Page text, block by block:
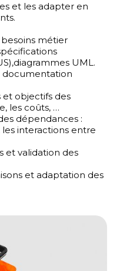
et les adapter en
métier
UML.
documentation
objectifs des
les coûts, …
dépendances :
interactions entre
et validation des
et adaptation des